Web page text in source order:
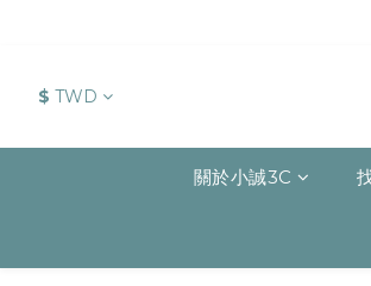
$ TWD
關於小誠3C